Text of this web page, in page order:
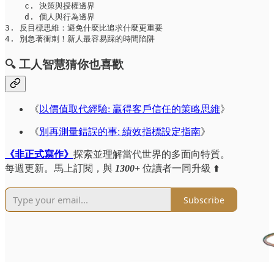
    c. 決策與授權邊界
    d. 個人與行為邊界
3. 反目標思維：避免什麼比追求什麼更重要
4. 別急著衝刺！新人最容易踩的時間陷阱
🔍 工人智慧猜你也喜歡
《 以價值取代經驗: 贏得客戶信任的策略思維》
《別再測量錯誤的事: 績效指標設定指南》
《非正式寫作》 探索並理解當代世界的多面向特質。
每週更新。馬上訂閱，與 1300+ 位讀者一同升級 ⬆️
Subscribe